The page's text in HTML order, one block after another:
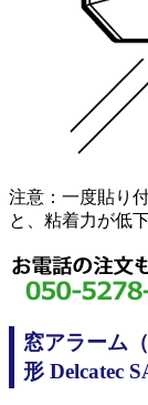
注意：一度貼り
と、粘着力が低
窓アラーム
形 Delcatec